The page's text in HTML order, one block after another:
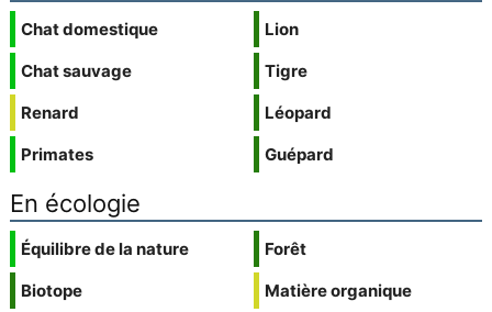
Chat domestique
Chat sauvage
Renard
Primates
Lion
Tigre
Léopard
Guépard
En écologie
Équilibre de la nature
Biotope
Forêt
Matière organique